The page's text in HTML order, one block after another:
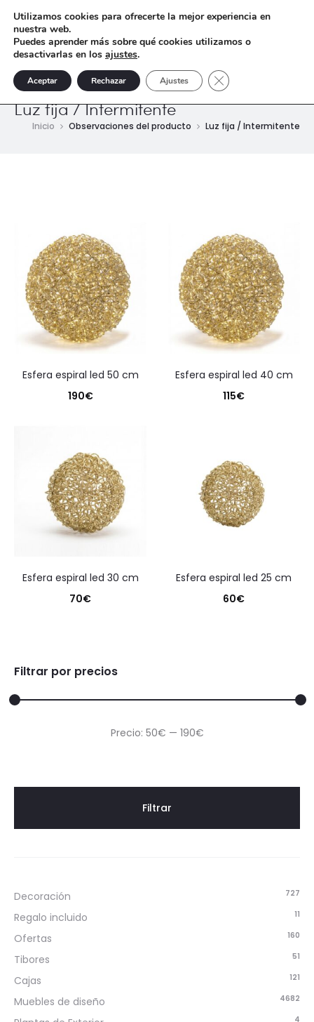
Luz fija / Intermitente
Inicio Observaciones del producto Luz fija / Intermitente
esfera espiral led 50 cm
190€
esfera espiral led 40 cm
115€
esfera espiral led 30 cm
70€
esfera espiral led 25 cm
60€
Filtrar por precios
Precio
Precio
Filtrar
Precio: 50€ — 190€
Decoración 727
Regalo incluido 11
Ofertas 160
Tibores 51
Cajas 121
Muebles de diseño 4682
4
Utilizamos cookies para ofrecerte la mejor experiencia en
nuestra web.
Puedes aprender más sobre qué cookies utilizamos o
desactivarlas en los ajustes.
Aceptar Rechazar Ajustes Cerrar el banner de